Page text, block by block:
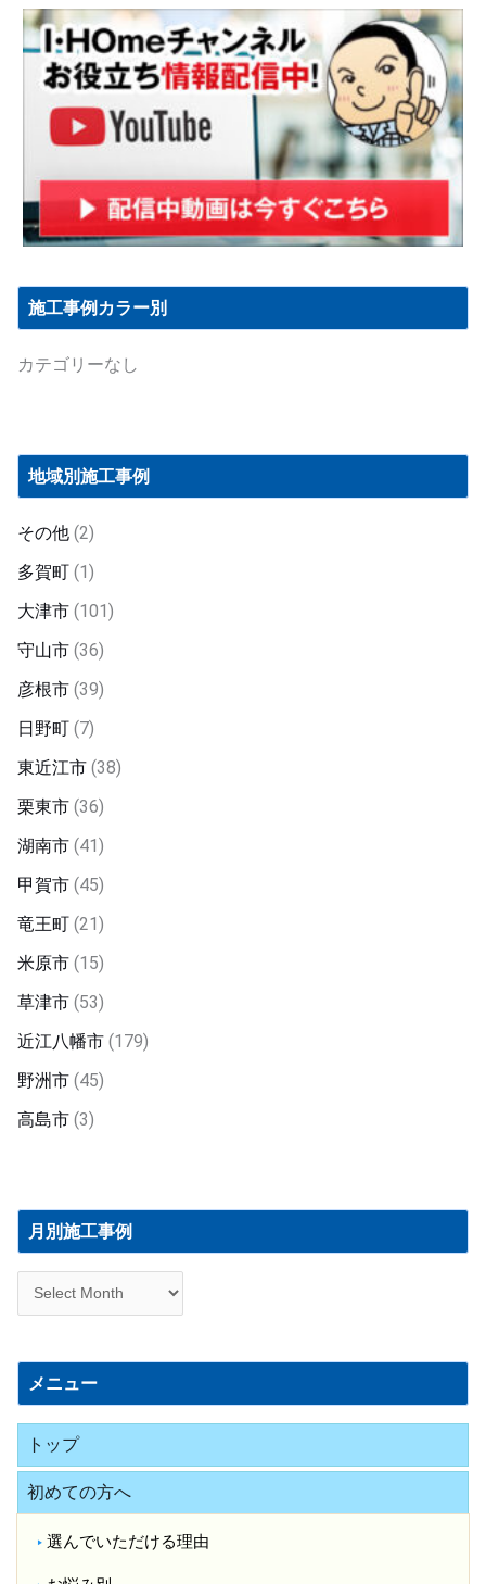
施工事例カラー別
カテゴリーなし
地域別施工事例
その他(2)
多賀町(1)
大津市(101)
守山市(36)
彦根市(39)
日野町(7)
東近江市(38)
栗東市(36)
湖南市(41)
甲賀市(45)
竜王町(21)
米原市(15)
草津市(53)
近江八幡市(179)
野洲市(45)
高島市(3)
月別施工事例
施
事
メニュー
トップ
初めての方へ
選んでいただける理由